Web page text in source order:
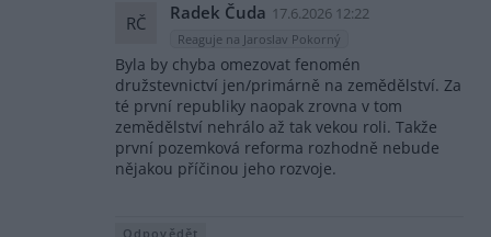
RČ Radek Čuda 17.6.2026 12:22
Reaguje na Jaroslav Pokorný
Byla by chyba omezovat fenomén
družstevnictví jen/primárně na zemědělství. Za
té první republiky naopak zrovna v tom
zemědělství nehrálo až tak vekou roli. Takže
první pozemková reforma rozhodně nebude
nějakou příčinou jeho rozvoje.
Odpovědět